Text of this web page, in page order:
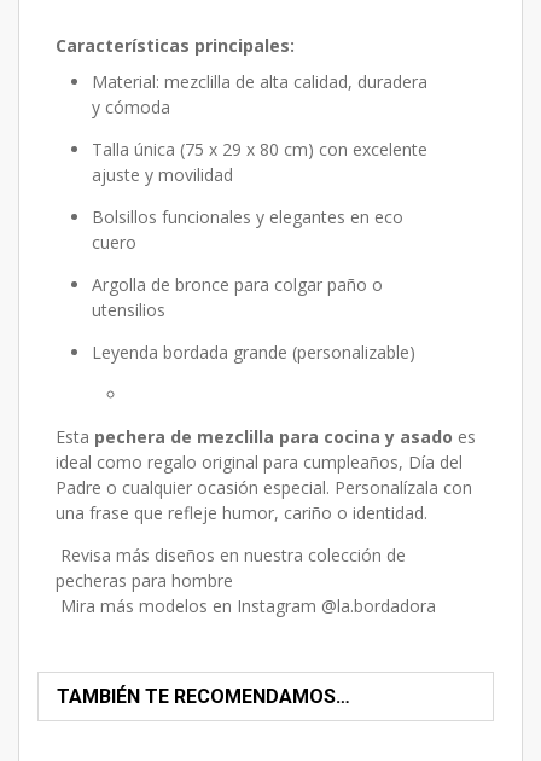
Características principales:
Material: mezclilla de alta calidad, duradera
y cómoda
Talla única (75 x 29 x 80 cm) con excelente
ajuste y movilidad
Bolsillos funcionales y elegantes en eco
cuero
Argolla de bronce para colgar paño o
utensilios
Leyenda bordada grande (personalizable)
Esta pechera de mezclilla para cocina y asado es
ideal como regalo original para cumpleaños, Día del
Padre o cualquier ocasión especial. Personalízala con
una frase que refleje humor, cariño o identidad.
Revisa más diseños en nuestra colección de
pecheras para hombre
Mira más modelos en Instagram @la.bordadora
TAMBIÉN TE RECOMENDAMOS…